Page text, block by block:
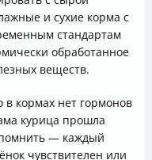
и сухие корма с
стандартам
обработанное
веществ.
в кормах нет гормонов
курица прошла
— каждый
чувствителен или